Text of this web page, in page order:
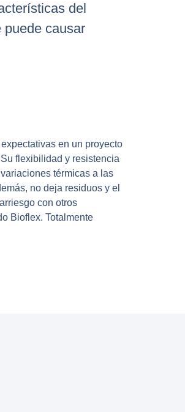
del
puede causar
en un proyecto
flexibilidad y resistencia
térmicas a las
no deja residuos y el
con otros
Bioflex. Totalmente